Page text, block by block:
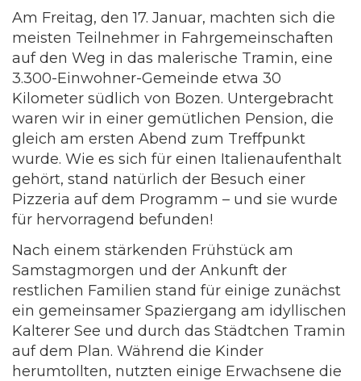
Am Freitag, den 17. Januar, machten sich die
meisten Teilnehmer in Fahrgemeinschaften
auf den Weg in das malerische Tramin, eine
3.300-Einwohner-Gemeinde etwa 30
Kilometer südlich von Bozen. Untergebracht
waren wir in einer gemütlichen Pension, die
gleich am ersten Abend zum Treffpunkt
wurde. Wie es sich für einen Italienaufenthalt
gehört, stand natürlich der Besuch einer
Pizzeria auf dem Programm – und sie wurde
für hervorragend befunden!
Nach einem stärkenden Frühstück am
Samstagmorgen und der Ankunft der
restlichen Familien stand für einige zunächst
ein gemeinsamer Spaziergang am idyllischen
Kalterer See und durch das Städtchen Tramin
auf dem Plan. Während die Kinder
herumtollten, nutzten einige Erwachsene die